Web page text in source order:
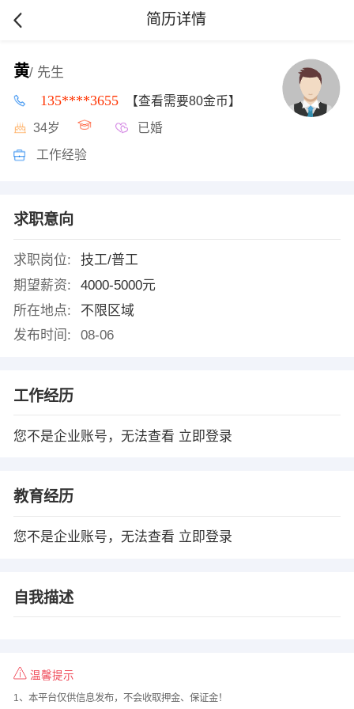
简历详情
黄/ 先生
135****3655 【查看需要80金币】
34岁 已婚
工作经验
求职意向
求职岗位:
技工/普工
期望薪资:
4000-5000元
所在地点:
不限区域
发布时间:
08-06
工作经历
您不是企业账号，无法查看 立即登录
教育经历
您不是企业账号，无法查看 立即登录
自我描述
温馨提示
1、本平台仅供信息发布，不会收取押金、保证金！